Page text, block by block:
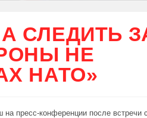
СЛЕДИТЬ
НЕ
НАТО»
пресс-конференции после встречи с